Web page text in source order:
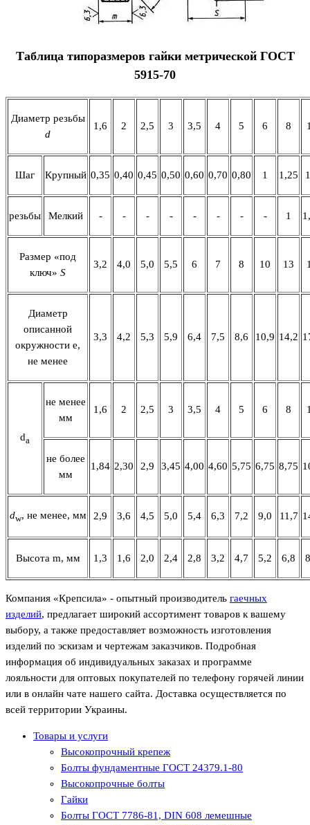
Таблица типоразмеров гайки метрической ГОСТ
5915-70
Диаметр резьбы
d
1,6 2 2,5 3 3,5 4 5 6 8
Шаг Крупный 0,35 0,40 0,45 0,50 0,60 0,70 0,80 1 1,25
резьбы Мелкий - - - - - - - - 1
Размер «под
ключ» S
3,2 4,0 5,0 5,5 6 7 8 10 13
Диаметр
описанной
окружности е,
не менее
3,3 4,2 5,3 5,9 6,4 7,5 8,6 10,9 14,2
da
не менее
мм
1,6 2 2,5 3 3,5 4 5 6 8
не более
мм
1,84 2,30 2,9 3,45 4,00 4,60 5,75 6,75 8,75
dw, не менее, мм 2,9 3,6 4,5 5,0 5,4 6,3 7,2 9,0 11,7
Высота m, мм 1,3 1,6 2,0 2,4 2,8 3,2 4,7 5,2 6,8
Компания «Крепсила» - опытный производитель гаечных
изделий, предлагает широкий ассортимент товаров к вашему
выбору, а также предоставляет возможность изготовления
изделий по эскизам и чертежам заказчиков. Подробная
информация об индивидуальных заказах и программе
лояльности для оптовых покупателей по телефону горячей линии
или в онлайн чате нашего сайта. Доставка осуществляется по
всей территории Украины.
Товары и услуги
Высокопрочный крепеж
Болты фундаментные ГОСТ 24379.1-80
Высокопрочные болты
Гайки
Болты ГОСТ 7786-81, DIN 608 лемешные